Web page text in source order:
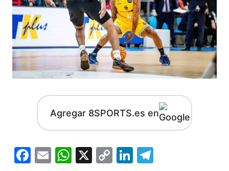
Agregar 8SPORTS.es en
Facebook
EmailWhatsApp
X
CopyLinkedIn